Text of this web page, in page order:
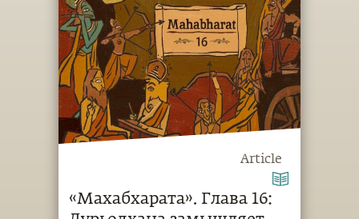
Article
«Махабхарата». Глава 16: